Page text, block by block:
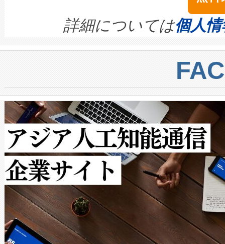
きます。この効率性は、フェ
ます。 Voltaiq provides a
quality and reliability for AI
BESS stack to ensure battery
centers. Voltaiqは、ai&のAI
からシステム統合、試運転、
クルの各段階のデータを監視
[…]
す。ノーマルモードでは、
ートル先まで検出でき、これ
トに対して約600メートルに
では、反射率10％のターゲッ
で向上し、最大検知距離は
ットだけで最大1キロメート
ルの変電所周囲を監視でき、
作業と点群処理を簡素化でき
Avia 2は、2種類のFOVオプシ
× 80°のノーマルモード、長
ードを切り替えて使用するこ
詳細については個人